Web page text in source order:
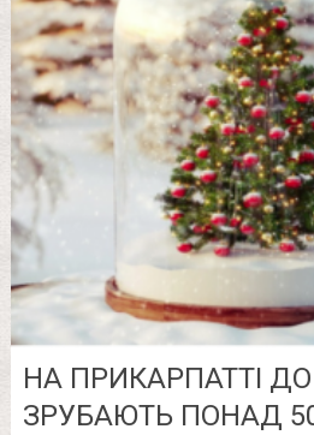
НА ПРИКАРПАТТІ
ЗРУБАЮТЬ ПОНАД